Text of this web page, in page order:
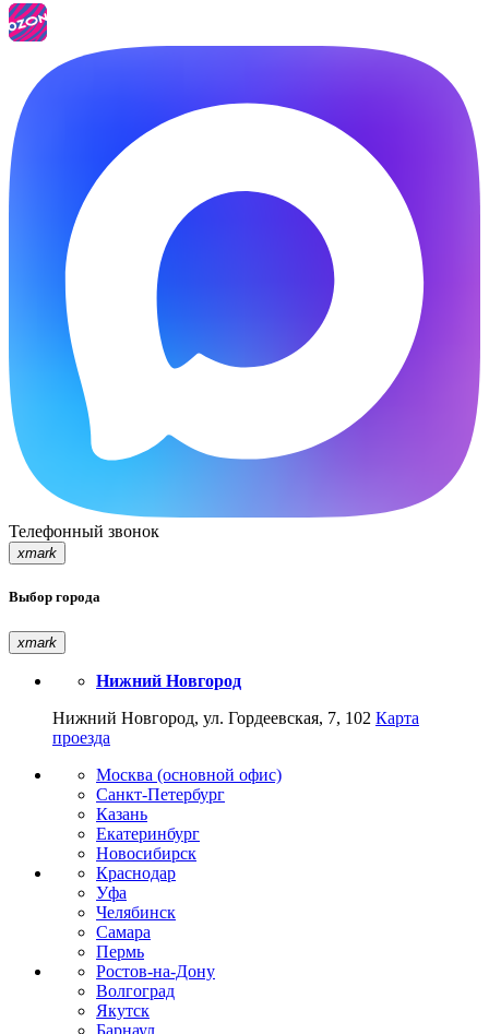
Телефонный звонок
xmark
Выбор города
xmark
Нижний Новгород
Нижний Новгород, ул. Гордеевская, 7, 102 Карта
проезда
Москва (основной офис)
Санкт-Петербург
Казань
Екатеринбург
Новосибирск
Краснодар
Уфа
Челябинск
Самара
Пермь
Ростов-на-Дону
Волгоград
Якутск
Барнаул